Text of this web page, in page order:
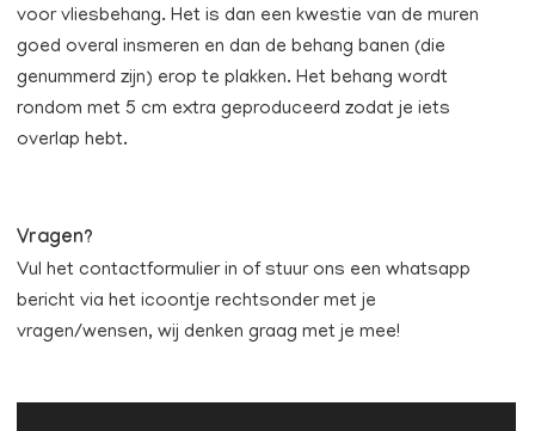
voor vliesbehang. Het is dan een kwestie van de muren
goed overal insmeren en dan de behang banen (die
genummerd zijn) erop te plakken. Het behang wordt
rondom met 5 cm extra geproduceerd zodat je iets
overlap hebt.
Vragen?
Vul het contactformulier in of stuur ons een whatsapp
bericht via het icoontje rechtsonder met je
vragen/wensen, wij denken graag met je mee!